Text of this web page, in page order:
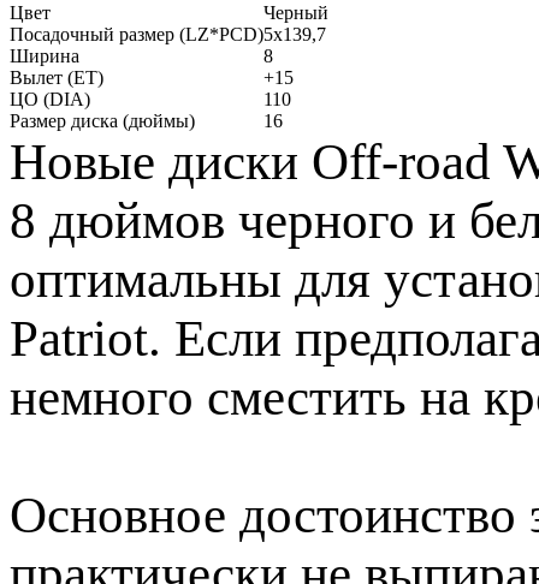
Цвет
Черный
Посадочный размер (LZ*PCD)5x139,7
Ширина
8
Вылет (ET)
+15
ЦО (DIA)
110
Размер диска (дюймы)
16
Новые диски Off-road
8 дюймов черного и
оптимальны для
Patriot. Если
немного сместить на
Основное достоинство